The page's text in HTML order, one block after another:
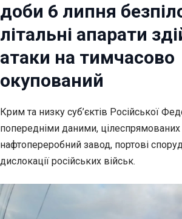
доби 6 липня
літальні апарати
атаки на тимчасово
окупований
Крим та низку суб’єктів Російської
попередніми даними, цілеспрямованих
нафтопереробний завод, портові
дислокації російських військ.